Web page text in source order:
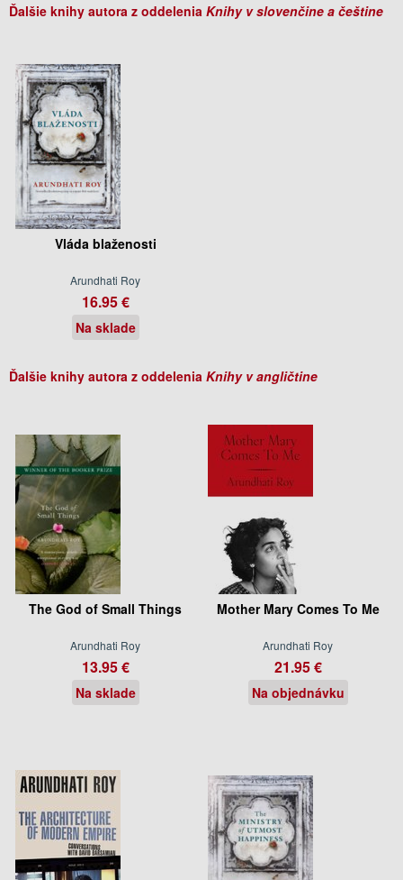
Ďalšie knihy autora z oddelenia Knihy v slovenčine a češtine
Vláda blaženosti
Arundhati Roy
16.95 €
Na sklade
Ďalšie knihy autora z oddelenia Knihy v angličtine
The God of Small Things
Arundhati Roy
13.95 €
Na sklade
Mother Mary Comes To Me
Arundhati Roy
21.95 €
Na objednávku